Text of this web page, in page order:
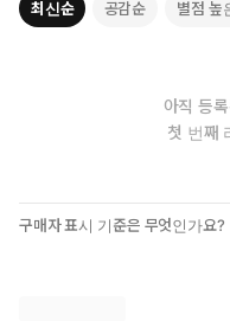
최신순 공감순 별점 높
아직 등
첫 번째
구매자 표시 기준은 무엇인가요?